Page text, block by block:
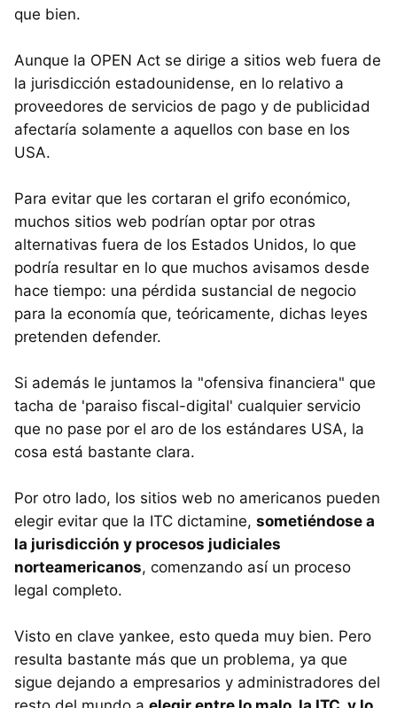
que bien.
Aunque la OPEN Act se dirige a sitios web fuera de
la jurisdicción estadounidense, en lo relativo a
proveedores de servicios de pago y de publicidad
afectaría solamente a aquellos con base en los
USA.
Para evitar que les cortaran el grifo económico,
muchos sitios web podrían optar por otras
alternativas fuera de los Estados Unidos, lo que
podría resultar en lo que muchos avisamos desde
hace tiempo: una pérdida sustancial de negocio
para la economía que, teóricamente, dichas leyes
pretenden defender.
Si además le juntamos la "ofensiva financiera" que
tacha de 'paraiso fiscal-digital' cualquier servicio
que no pase por el aro de los estándares USA, la
cosa está bastante clara.
Por otro lado, los sitios web no americanos pueden
elegir evitar que la ITC dictamine, sometiéndose a
la jurisdicción y procesos judiciales
norteamericanos, comenzando así un proceso
legal completo.
Visto en clave yankee, esto queda muy bien. Pero
resulta bastante más que un problema, ya que
sigue dejando a empresarios y administradores del